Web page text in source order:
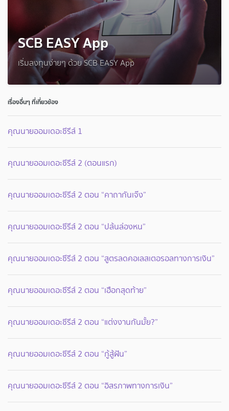
SCB EASY App
เริ่มลงทุนง่ายๆ ด้วย SCB EASY App
เรื่องอื่นๆ ที่เกี่ยวข้อง
คุณนายออมเดอะซีรีส์ 1
คุณนายออมเดอะซีรีส์ 2 (ตอนแรก)
คุณนายออมเดอะซีรีส์ 2 ตอน “คาถากันเจ๊ง”
คุณนายออมเดอะซีรีส์ 2 ตอน “ปล้นล่องหน”
คุณนายออมเดอะซีรีส์ 2 ตอน “สูตรลดคอเลสเตอรอลทางการเงิน”
คุณนายออมเดอะซีรีส์ 2 ตอน “เฮือกสุดท้าย”
คุณนายออมเดอะซีรีส์ 2 ตอน “แต่งงานกันมั้ย?”
คุณนายออมเดอะซีรีส์ 2 ตอน “กู้สู้ฝัน”
คุณนายออมเดอะซีรีส์ 2 ตอน “อิสรภาพทางการเงิน”